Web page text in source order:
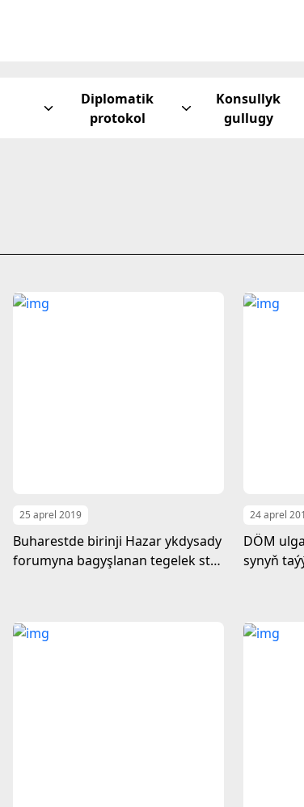
Diplomatik
protokol
Konsullyk
gullugy
25 aprel 2019
Buharestde birinji Hazar ykdysady
forumyna bagyşlanan tegelek stol
24 aprel
DÖM
synyň